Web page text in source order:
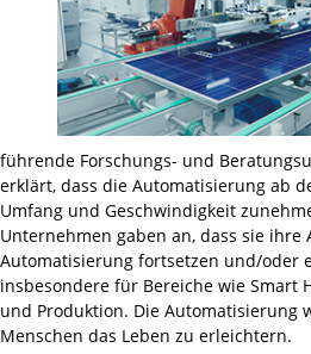
führende Forschungs- und
erklärt, dass die Automatisierung ab
Umfang und Geschwindigkeit
Unternehmen gaben an, dass sie ihre
Automatisierung fortsetzen und/oder
insbesondere für Bereiche wie Smart
und Produktion. Die Automatisierung
Menschen das Leben zu erleichtern.